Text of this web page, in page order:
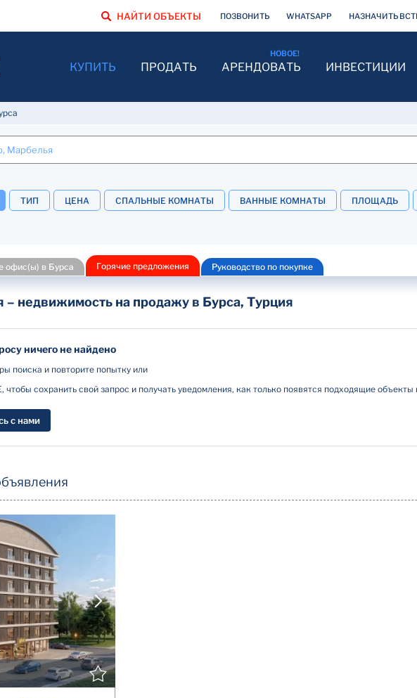
ТИП ЦЕНА СПАЛЬНЫЕ КОМНАТЫ ВАННЫЕ КОМНАТЫ ПЛОЩАДЬ
офис(ы) в Бурса Горячие предложения Руководство по покупке
недвижимость на продажу в Бурса, Турция
ничего не найдено
поиска и повторите попытку или
чтобы сохранить свой запрос и получать уведомления, как только появятся подходящие
с нами
КУПИТЬ ПРОДАТЬ АРЕНДОВАТЬ ИНВЕСТИЦИИ
НАЙТИ ОБЪЕКТЫ ПОЗВОНИТЬ WHATSAPP НАЗНАЧИТЬ